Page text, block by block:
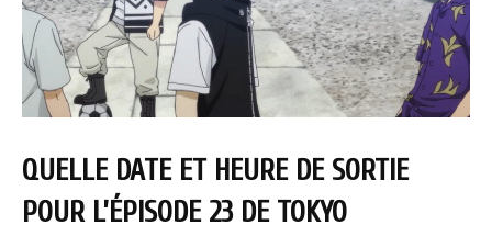
QUELLE DATE ET HEURE DE SORTIE
POUR L’ÉPISODE 23 DE TOKYO